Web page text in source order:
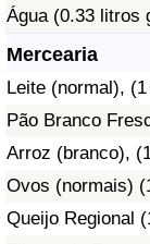
Água (0.33 litros
Mercearia
Leite (normal),
Pão Branco
Arroz (branco),
Ovos (normais)
Queijo Regional
Índice de
Saúde
Indicador de
Indicador de